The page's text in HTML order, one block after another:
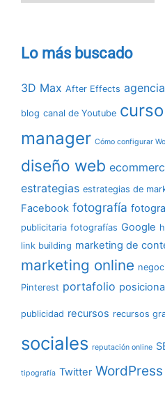
Lo más buscado
3D Max After Effects
blog canal de Youtube
manager Cómo configurar
diseño web
estrategias estrategias de
Facebook fotografía
publicitaria fotografías Google
link building marketing de
marketing online
Pinterest portafolio
publicidad recursos recursos
sociales reputación online
tipografía Twitter WordPress